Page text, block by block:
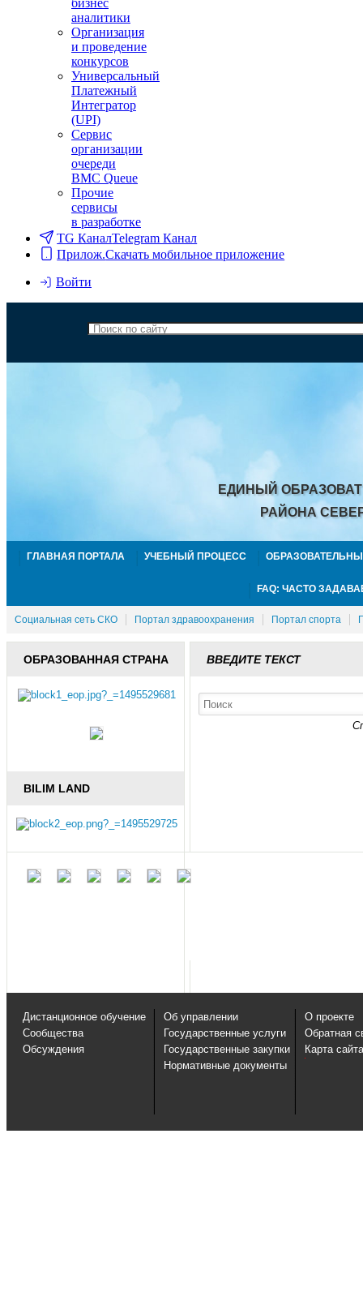
бизнес
аналитики
Организация
и проведение
конкурсов
Универсальный
Платежный
Интегратор
(UPI)
Сервис
организации
очереди
BMC Queue
Прочие
сервисы
в разработке
TG КаналTelegram Канал
Прилож.Скачать мобильное приложение
Войти
ЕДИНЫЙ
РАЙОНА
ГЛАВНАЯ ПОРТАЛА УЧЕБНЫЙ ПРОЦЕСС
FAQ: ЧАСТО
Социальная сеть СКО Портал здравоохранения Портал спорта
ОБРАЗОВАННАЯ СТРАНА
BILIM LAND
ВВЕДИТЕ ТЕКСТ
Дистанционное обучение
Сообщества
Обсуждения
Об управлении
Государственные услуги
Государственные закупки
Нормативные документы
О проекте
Обратная
Карта